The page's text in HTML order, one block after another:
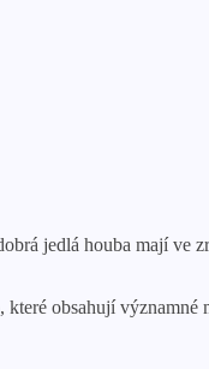
jedlá houba mají
obsahují